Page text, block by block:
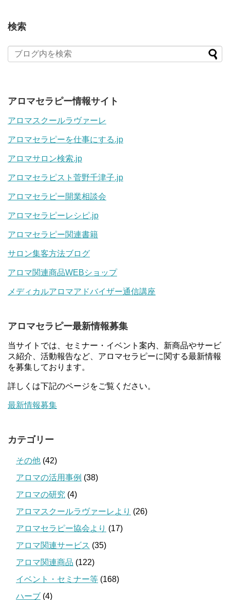
検索
アロマセラピー情報サイト
アロマスクールラヴァーレ
アロマセラピーを仕事にする.jp
アロマサロン検索.jp
アロマセラピスト菅野千津子.jp
アロマセラピー開業相談会
アロマセラピーレシピ.jp
アロマセラピー関連書籍
サロン集客方法ブログ
アロマ関連商品WEBショップ
メディカルアロマアドバイザー通信講座
アロマセラピー最新情報募集
当サイトでは、セミナー・イベント案内、新商品やサービ
ス紹介、活動報告など、アロマセラピーに関する最新情報
を募集しております。
詳しくは下記のページをご覧ください。
最新情報募集
カテゴリー
その他 (42)
アロマの活用事例 (38)
アロマの研究 (4)
アロマスクールラヴァーレより (26)
アロマセラピー協会より (17)
アロマ関連サービス (35)
アロマ関連商品 (122)
イベント・セミナー等 (168)
ハーブ (4)